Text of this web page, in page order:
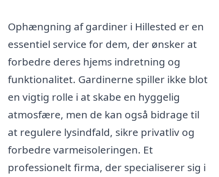
Ophængning af gardiner i Hillested er en
essentiel service for dem, der ønsker at
forbedre deres hjems indretning og
funktionalitet. Gardinerne spiller ikke blot
en vigtig rolle i at skabe en hyggelig
atmosfære, men de kan også bidrage til
at regulere lysindfald, sikre privatliv og
forbedre varmeisoleringen. Et
professionelt firma, der specialiserer sig i